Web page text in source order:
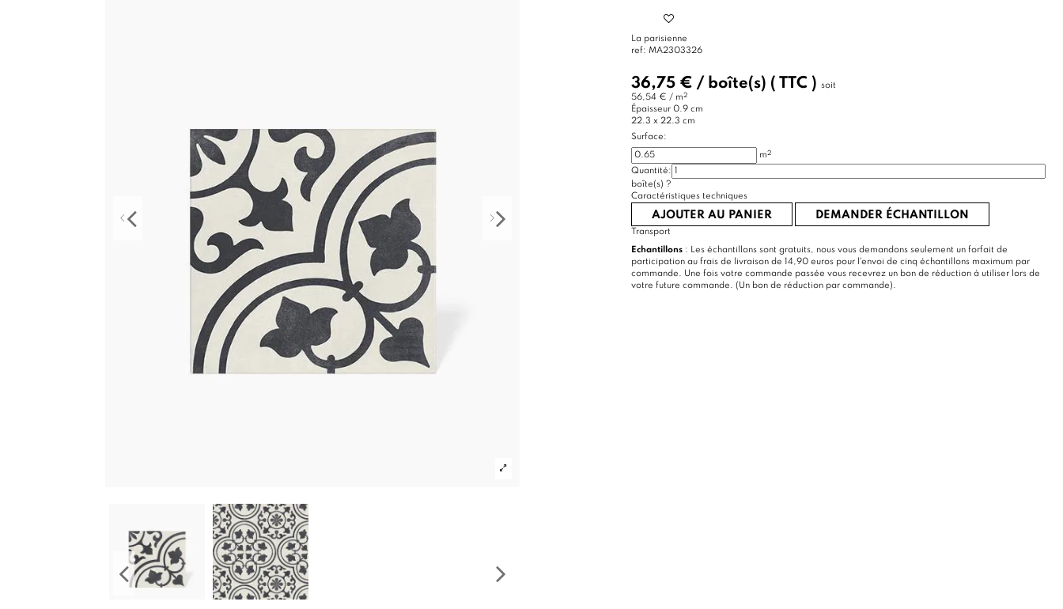
La parisienne
ref: MA2303326
36,75 € / boîte(s) ( TTC ) soit
56,54 € / m2
Épaisseur 0.9 cm
22.3 x 22.3 cm
Surface:
m2
Quantité:
boîte(s) ?
Caractéristiques techniques
AJOUTER AU PANIER DEMANDER ÉCHANTILLON
Transport
Echantillons: Les échantillons sont gratuits, nous vous demandons seulement un forfait de
participation au frais de livraison de 14,90 euros pour l'envoi de cinq échantillons maximum par
commande. Une fois votre commande passée vous recevrez un bon de réduction à utiliser lors de
votre future commande. (Un bon de réduction par commande).